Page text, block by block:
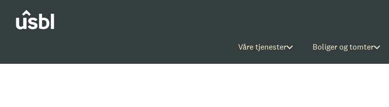
Våre tjenester Boliger og tomter